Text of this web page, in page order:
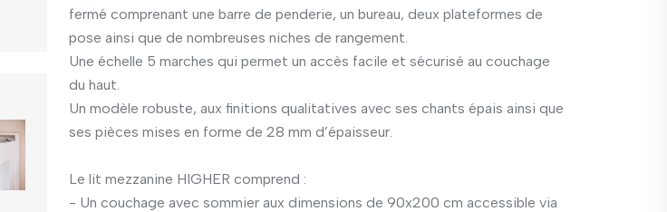
fermé comprenant une barre de penderie, un bureau, deux plateformes de
pose ainsi que de nombreuses niches de rangement.
Une échelle 5 marches qui permet un accès facile et sécurisé au couchage
du haut.
Un modèle robuste, aux finitions qualitatives avec ses chants épais ainsi que
ses pièces mises en forme de 28 mm d’épaisseur.
Le lit mezzanine HIGHER comprend :
- Un couchage avec sommier aux dimensions de 90x200 cm accessible via